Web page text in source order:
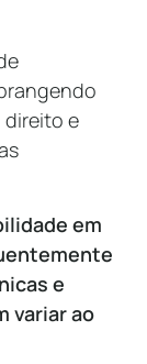
direito e
em
e
variar ao